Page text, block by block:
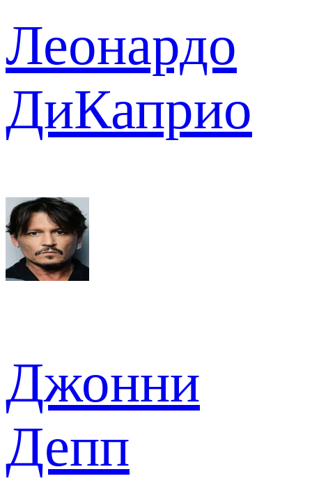
Леонардо
ДиКаприо
Джонни
Депп